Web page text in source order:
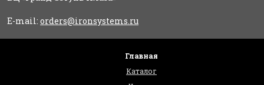
E-mail: orders@ironsystems.ru
Главная
Каталог